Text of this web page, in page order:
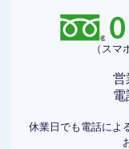
（スマ
営
電
休業日でも電話によ